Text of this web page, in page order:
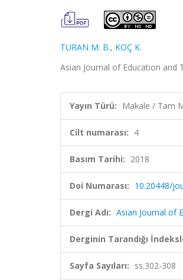
TURAN M. B., KOÇ K.
Asian Journal of Education and
Yayın Türü: Makale / Tam
Cilt numarası: 4
Basım Tarihi: 2018
Doi Numarası: 10.20448/
Dergi Adı: Asian Journal of
Derginin Tarandığı
Sayfa Sayıları: ss.302-308